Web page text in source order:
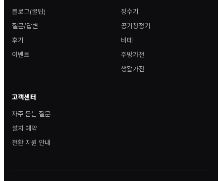
블로그(꿀팁)
질문/답변
후기
이벤트
정수기
공기청정기
비데
주방가전
생활가전
고객센터
자주 묻는 질문
설치 예약
전환 지원 안내